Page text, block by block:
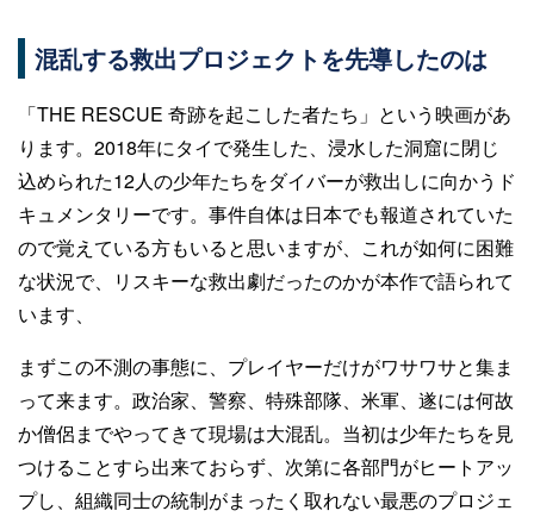
混乱する救出プロジェクトを先導したのは
「THE RESCUE 奇跡を起こした者たち」という映画があ
ります。2018年にタイで発生した、浸水した洞窟に閉じ
込められた12人の少年たちをダイバーが救出しに向かうド
キュメンタリーです。事件自体は日本でも報道されていた
ので覚えている方もいると思いますが、これが如何に困難
な状況で、リスキーな救出劇だったのかが本作で語られて
います、
まずこの不測の事態に、プレイヤーだけがワサワサと集ま
って来ます。政治家、警察、特殊部隊、米軍、遂には何故
か僧侶までやってきて現場は大混乱。当初は少年たちを見
つけることすら出来ておらず、次第に各部門がヒートアッ
プし、組織同士の統制がまったく取れない最悪のプロジェ